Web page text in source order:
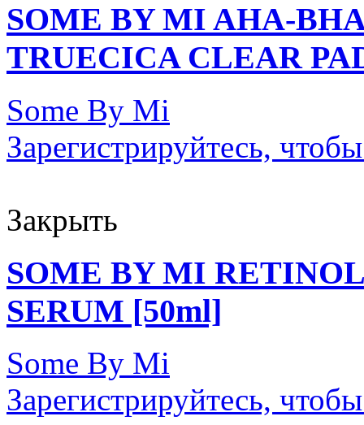
SOME BY MI AHA-
TRUECICA CLEAR
Some By Mi
Зарегистрируйтесь,
Закрыть
SOME BY MI
SERUM [50ml]
Some By Mi
Зарегистрируйтесь,